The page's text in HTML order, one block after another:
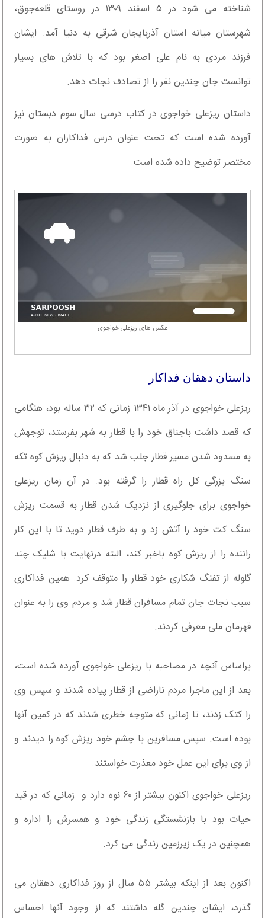
شناخته می شود در ۵ اسفند ۱۳۰۹ در روستای قلعه‌جوق،
شهرستان میانه استان آذربایجان شرقی به دنیا آمد. ایشان
فرزند مردی به نام علی اصغر بود که با تلاش های بسیار
توانست جان چندین نفر را از تصادف نجات دهد.
داستان ریزعلی خواجوی در کتاب درسی سال سوم دبستان نیز
آورده شده است که تحت عنوان درس فداکاران به صورت
مختصر توضیح داده شده است.
عکس های ریزعلی خواجوی
داستان دهقان فداکار
ریزعلی خواجوی در آذر ماه ۱۳۴۱ زمانی که ۳۲ ساله بود، هنگامی
که قصد داشت باجناق خود را با قطار به شهر بفرستد، توجهش
به مسدود شدن مسیر قطار جلب شد که به دنبال ریزش کوه تکه
سنگ بزرگی کل راه قطار را گرفته بود. در آن زمان ریزعلی
خواجوی برای جلوگیری از نزدیک شدن قطار به قسمت ریزش
سنگ کت خود را آتش زد و به طرف قطار دوید تا با این کار
راننده را از ریزش کوه باخبر کند، البته درنهایت با شلیک چند
گلوله از تفنگ شکاری خود قطار را متوقف کرد. همین فداکاری
سبب نجات جان تمام مسافران قطار شد و مردم وی را به عنوان
قهرمان ملی معرفی کردند.
براساس آنچه در مصاحبه با ریزعلی خواجوی آورده شده است،
بعد از این ماجرا مردم ناراضی از قطار پیاده شدند و سپس وی
را کتک زدند، تا زمانی که متوجه خطری شدند که در کمین آنها
بوده است. سپس مسافرین با چشم خود ریزش کوه را دیدند و
از وی برای این عمل خود معذرت خواستند.
ریزعلی خواجوی اکنون بیشتر از ۶۰ نوه دارد و زمانی که در قید
حیات بود با بازنشستگی زندگی خود و همسرش را اداره و
همچنین در یک زیرزمین زندگی می کرد.
اکنون بعد از اینکه بیشتر ۵۵ سال از روز فداکاری دهقان می
گذرد، ایشان چندین گله داشتند که از وجود آنها احساس